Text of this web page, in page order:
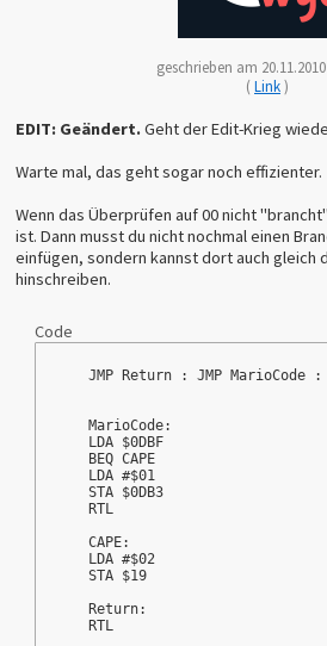
geschrieben am 20.11.2010
(Link)
EDIT: Geändert.Geht der Edit-Krieg
Warte mal, das geht sogar noch effizienter.
Wenn das Überprüfen auf 00 nicht
ist. Dann musst du nicht nochmal einen
einfügen, sondern kannst dort auch gleich
hinschreiben.
Code
JMP Return : JMP MarioCode
    MarioCode:
    LDA $0DBF
    BEQ CAPE
    LDA #$01
    STA $0DB3
    RTL
    CAPE:
    LDA #$02
    STA $19
    Return:
    RTL